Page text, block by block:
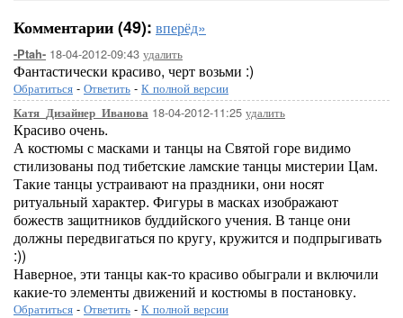
Комментарии (49): вперёд»
-Ptah- 18-04-2012-09:43 удалить
Фантастически красиво, черт возьми :)
Обратиться - Ответить - К полной версии
Катя_Дизайнер_Иванова 18-04-2012-11:25 удалить
Красиво очень.
А костюмы с масками и танцы на Святой горе видимо
стилизованы под тибетские ламские танцы мистерии Цам.
Такие танцы устраивают на праздники, они носят
ритуальный характер. Фигуры в масках изображают
божеств защитников буддийского учения. В танце они
должны передвигаться по кругу, кружится и подпрыгивать
:))
Наверное, эти танцы как-то красиво обыграли и включили
какие-то элементы движений и костюмы в постановку.
Обратиться - Ответить - К полной версии